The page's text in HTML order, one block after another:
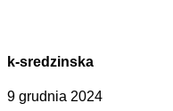
k-sredzinska
9 grudnia 2024